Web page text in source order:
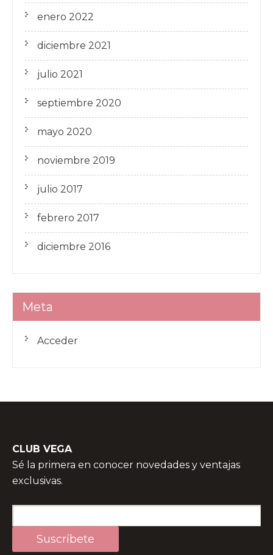
enero 2022
diciembre 2021
julio 2021
septiembre 2020
mayo 2020
noviembre 2019
julio 2017
febrero 2017
diciembre 2016
Meta
Acceder
CLUB VEGA
Sé la primera en conocer novedades y ventajas
exclusivas.